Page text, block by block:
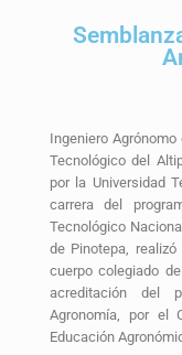
Ingeniero
Tecnológico del
por la Universidad
carrera del
Tecnológico
de Pinotepa,
cuerpo colegiado
acreditación del
Agronomía, por el
Educación